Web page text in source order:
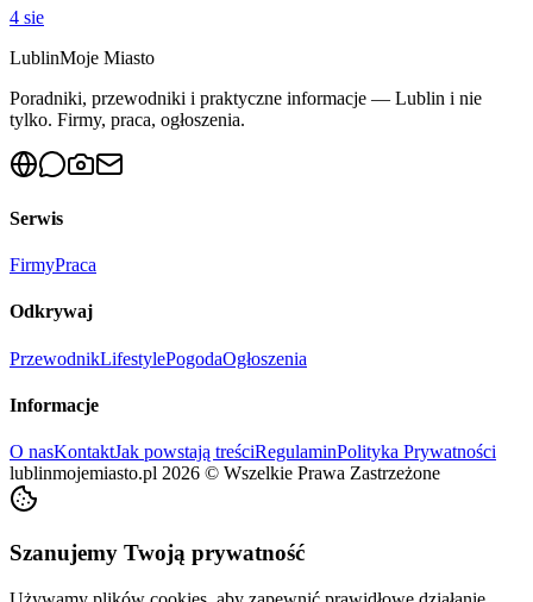
4 sie
LublinMoje Miasto
Poradniki, przewodniki i praktyczne informacje — Lublin i nie
tylko. Firmy, praca, ogłoszenia.
Serwis
FirmyPraca
Odkrywaj
PrzewodnikLifestylePogodaOgłoszenia
Informacje
O nasKontaktJak powstają treściRegulaminPolityka Prywatności
lublinmojemiasto.pl 2026 © Wszelkie Prawa Zastrzeżone
Szanujemy Twoją prywatność